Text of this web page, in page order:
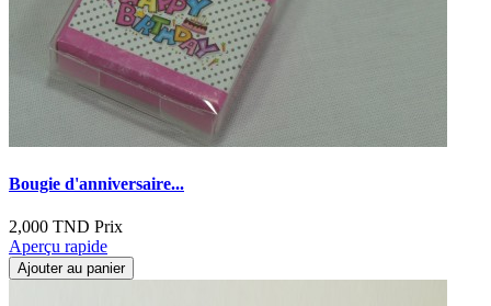
Bougie d'anniversaire...
2,000 TND Prix
Aperçu rapide
Ajouter au panier